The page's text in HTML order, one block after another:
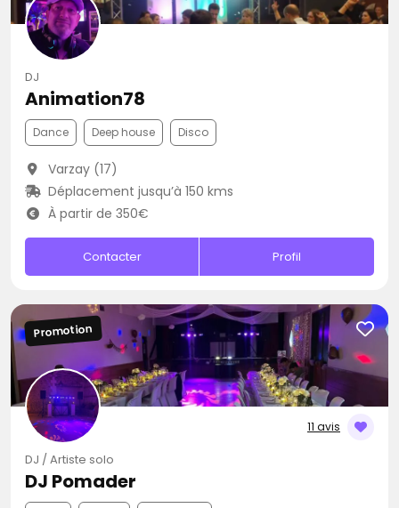
DJ
Animation78
Dance Deep house Disco
Varzay (17)
Déplacement jusqu’à 150 kms
À partir de 350€
Contacter Profil
11 avis
Promotion
DJ / Artiste solo
DJ Pomader